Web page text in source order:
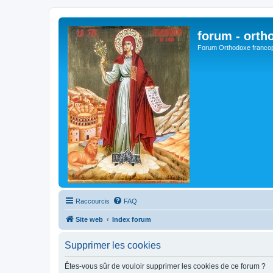
forum -
Forum Orthodoxe
Raccourcis FAQ
Site web Index forum
Supprimer les cookies
Êtes-vous sûr de vouloir supprimer les cookies de ce forum ?